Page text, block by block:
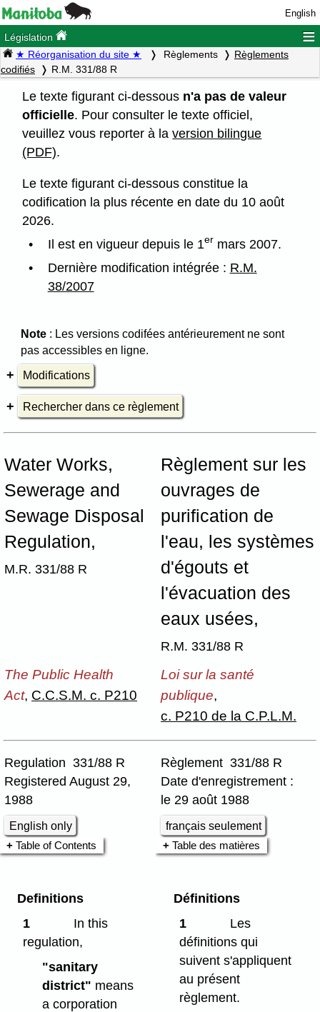
English
Législation ≡
★ Réorganisation du site ★ Règlements
Règlements
codifiés
R.M. 331/88 R
Le texte figurant ci-dessous n'a pas de valeur
officielle. Pour consulter le texte officiel,
veuillez vous reporter à laversion bilingue
(PDF).
Le texte figurant ci-dessous constitue la
codification la plus récente en date du 10 août
2026.
Il est en vigueur depuis le 1er mars 2007.
Dernière modification intégrée : R.M.
38/2007
Note: Les versions codifées antérieurement ne sont
pas accessibles en ligne.
Modifications
Rechercher dans ce règlement
Water Works,
Sewerage and
Sewage Disposal
Regulation,
M.R. 331/88 R
Règlement sur les
ouvrages de
purification de
l'eau, les systèmes
d'égouts et
l'évacuation des
eaux usées,
R.M. 331/88 R
The Public Health
Act, C.C.S.M. c. P210
Loi sur la santé
publique,
c. P210 de la C.P.L.M.
Regulation 331/88 R
Registered August 29,
1988
English only
Règlement 331/88 R
Date d'enregistrement :
le 29 août 1988
français seulement
Table of Contents
Table des matières
Definitions
1
In this
regulation,
"sanitary
district" means
a corporation
Définitions
1
Les
définitions qui
suivent s'appliquent
au présent
règlement.